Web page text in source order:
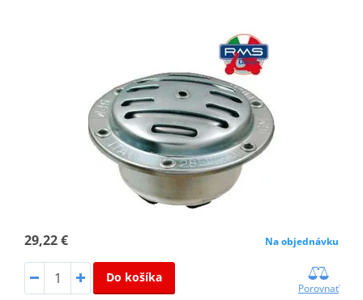
29,22 € Na objednávku
Do košíka
Porovnať